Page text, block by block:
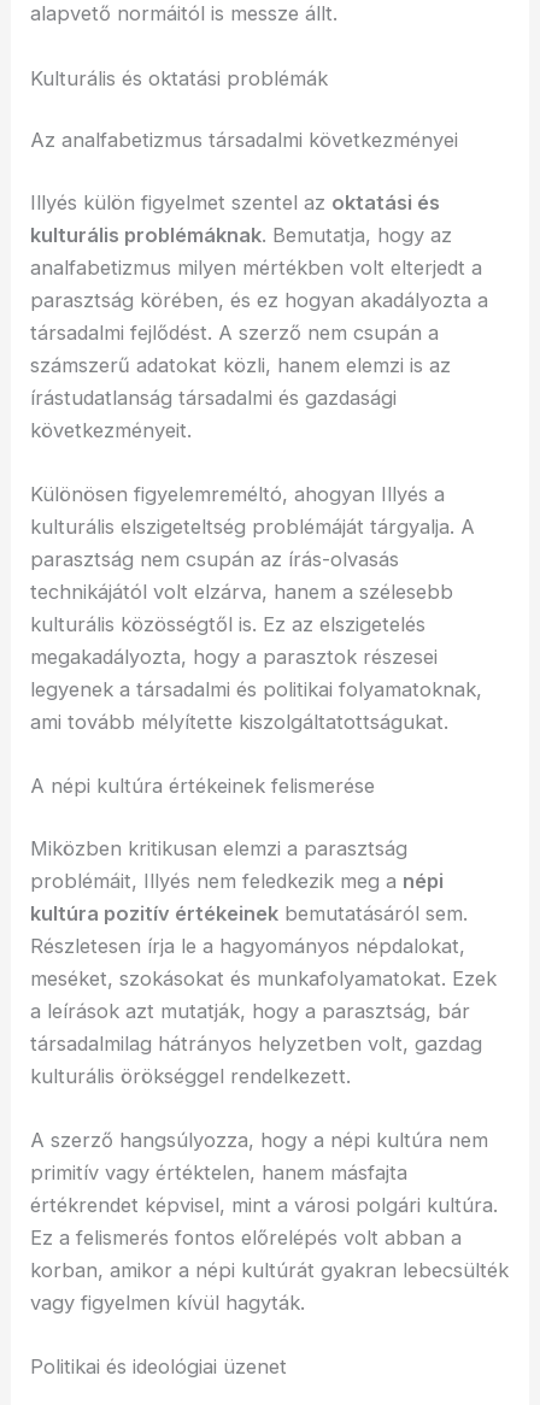
alapvető normáitól is messze állt.
Kulturális és oktatási problémák
Az analfabetizmus társadalmi következményei
Illyés külön figyelmet szentel az oktatási és
kulturális problémáknak. Bemutatja, hogy az
analfabetizmus milyen mértékben volt elterjedt a
parasztság körében, és ez hogyan akadályozta a
társadalmi fejlődést. A szerző nem csupán a
számszerű adatokat közli, hanem elemzi is az
írástudatlanság társadalmi és gazdasági
következményeit.
Különösen figyelemreméltó, ahogyan Illyés a
kulturális elszigeteltség problémáját tárgyalja. A
parasztság nem csupán az írás-olvasás
technikájától volt elzárva, hanem a szélesebb
kulturális közösségtől is. Ez az elszigetelés
megakadályozta, hogy a parasztok részesei
legyenek a társadalmi és politikai folyamatoknak,
ami tovább mélyítette kiszolgáltatottságukat.
A népi kultúra értékeinek felismerése
Miközben kritikusan elemzi a parasztság
problémáit, Illyés nem feledkezik meg a népi
kultúra pozitív értékeinek bemutatásáról sem.
Részletesen írja le a hagyományos népdalokat,
meséket, szokásokat és munkafolyamatokat. Ezek
a leírások azt mutatják, hogy a parasztság, bár
társadalmilag hátrányos helyzetben volt, gazdag
kulturális örökséggel rendelkezett.
A szerző hangsúlyozza, hogy a népi kultúra nem
primitív vagy értéktelen, hanem másfajta
értékrendet képvisel, mint a városi polgári kultúra.
Ez a felismerés fontos előrelépés volt abban a
korban, amikor a népi kultúrát gyakran lebecsülték
vagy figyelmen kívül hagyták.
Politikai és ideológiai üzenet